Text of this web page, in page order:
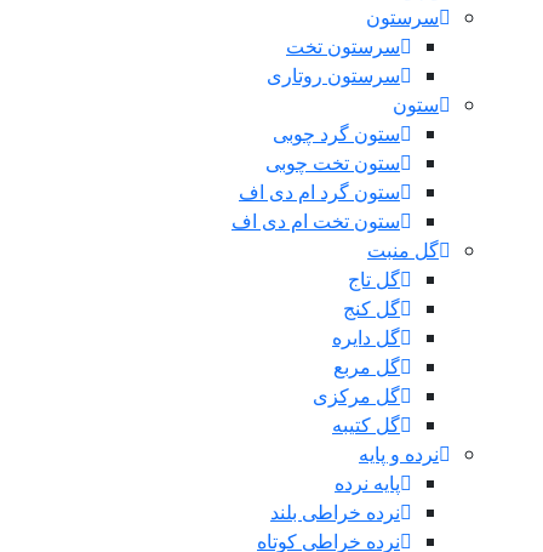
سرستون
سرستون تخت
سرستون روتاری
ستون
ستون گرد چوبی
ستون تخت چوبی
ستون گرد ام دی اف
ستون تخت ام دی اف
گل منبت
گل تاج
گل کنج
گل دایره
گل مربع
گل مرکزی
گل کتیبه
نرده و پایه
پایه نرده
نرده خراطی بلند
نرده خراطی کوتاه